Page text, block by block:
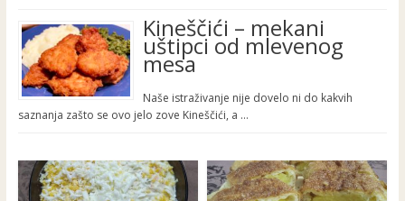
Kineščići – mekani
uštipci od mlevenog
mesa
Naše istraživanje nije dovelo ni do kakvih
saznanja zašto se ovo jelo zove Kineščići, a …